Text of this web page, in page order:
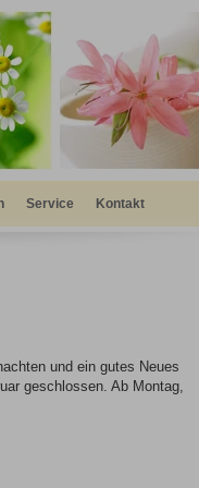
Service Kontakt
und ein gutes Neues
geschlossen. Ab Montag,